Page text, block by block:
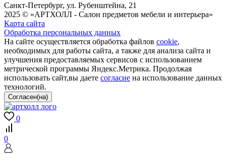
Санкт-Петербург, ул. Рубенштейна, 21
2025 © «АРТХОЛЛ - Салон предметов мебели и интерьера»
Карта сайта
Обработка персональных данных
На сайте осуществляется обработка файлов cookie,
необходимых для работы сайта, а также для анализа сайта и
улучшения предоставляемых сервисов с использованием
метрической программы Яндекс.Метрика. Продолжая
использовать сайт,вы даете согласие на использование данных
технологий.
0
0